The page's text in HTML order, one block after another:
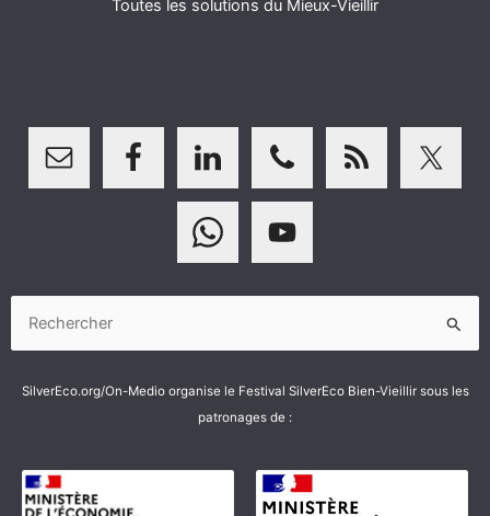
Toutes les solutions du Mieux-Vieillir
SilverEco.org/On-Medio organise le Festival SilverEco Bien-Vieillir sous les
patronages de :